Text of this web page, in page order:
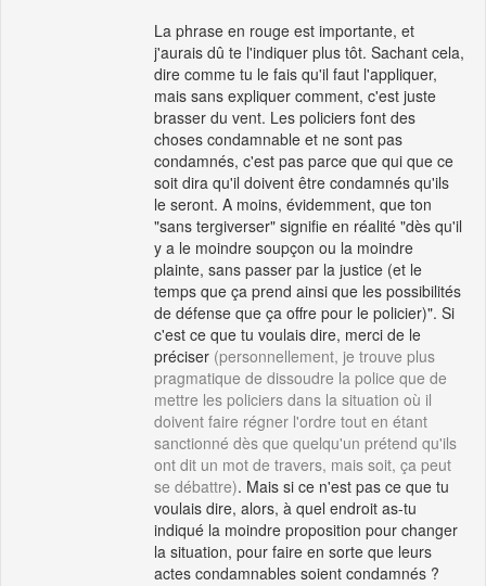
La phrase en rouge est importante, et
j'aurais dû te l'indiquer plus tôt. Sachant cela,
dire comme tu le fais qu'il faut l'appliquer,
mais sans expliquer comment, c'est juste
brasser du vent. Les policiers font des
choses condamnable et ne sont pas
condamnés, c'est pas parce que qui que ce
soit dira qu'il doivent être condamnés qu'ils
le seront. A moins, évidemment, que ton
"sans tergiverser" signifie en réalité "dès qu'il
y a le moindre soupçon ou la moindre
plainte, sans passer par la justice (et le
temps que ça prend ainsi que les possibilités
de défense que ça offre pour le policier)". Si
c'est ce que tu voulais dire, merci de le
préciser (personnellement, je trouve plus
pragmatique de dissoudre la police que de
mettre les policiers dans la situation où il
doivent faire régner l'ordre tout en étant
sanctionné dès que quelqu'un prétend qu'ils
ont dit un mot de travers, mais soit, ça peut
se débattre). Mais si ce n'est pas ce que tu
voulais dire, alors, à quel endroit as-tu
indiqué la moindre proposition pour changer
la situation, pour faire en sorte que leurs
actes condamnables soient condamnés ?